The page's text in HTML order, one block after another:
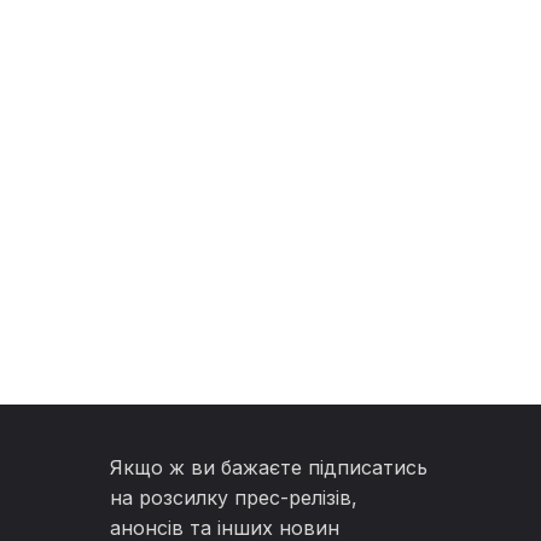
Якщо ж ви бажаєте підписатись
на розсилку прес-релізів,
анонсів та інших новин